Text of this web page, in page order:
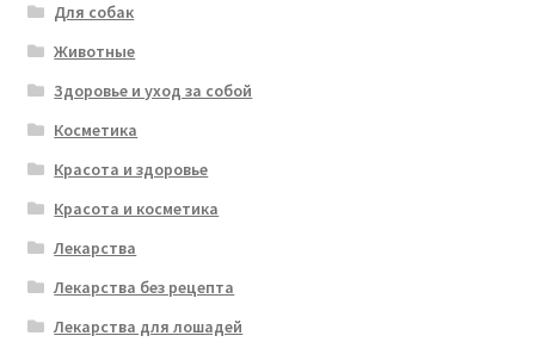
Для собак
Животные
Здоровье и уход за собой
Косметика
Красота и здоровье
Красота и косметика
Лекарства
Лекарства без рецепта
Лекарства для лошадей